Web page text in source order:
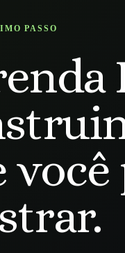
PASSO
você